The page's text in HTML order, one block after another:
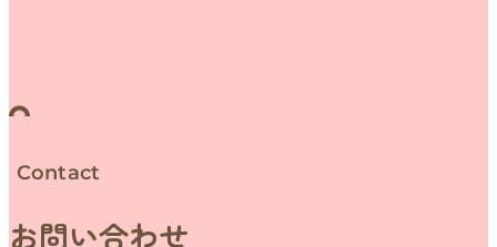
Contact
お問い合わせ